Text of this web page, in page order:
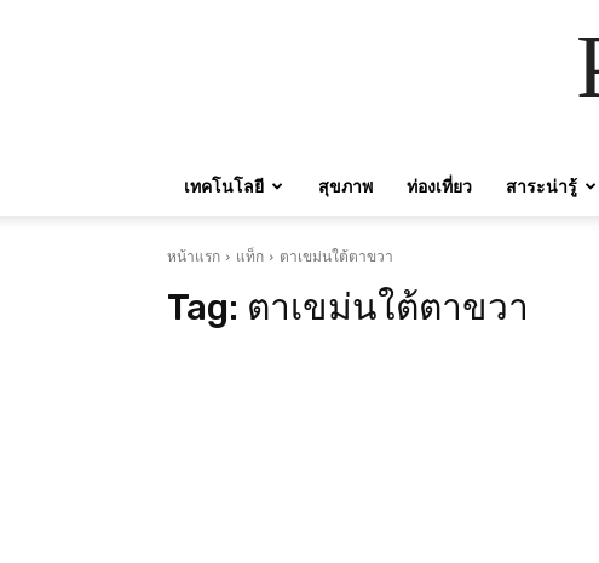
เทคโนโลยี สุขภาพ ท่องเที่ยว สาระน่ารู้
หน้าแรก แท็ก ตาเขม่นใต้ตาขวา
Tag: ตาเขม่นใต้ตาขวา